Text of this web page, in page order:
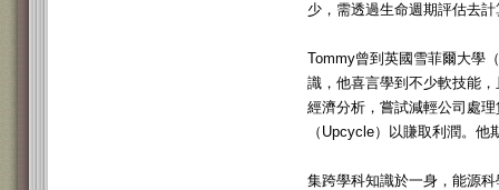
少，需透過生命週期評估去
Tommy曾到英國雪菲爾大學
識，他喜言學到不少軟技能
經濟分析，嘗試減輕公司處
（Upcycle）以賺取利潤。
集跨學科知識於一身，能源